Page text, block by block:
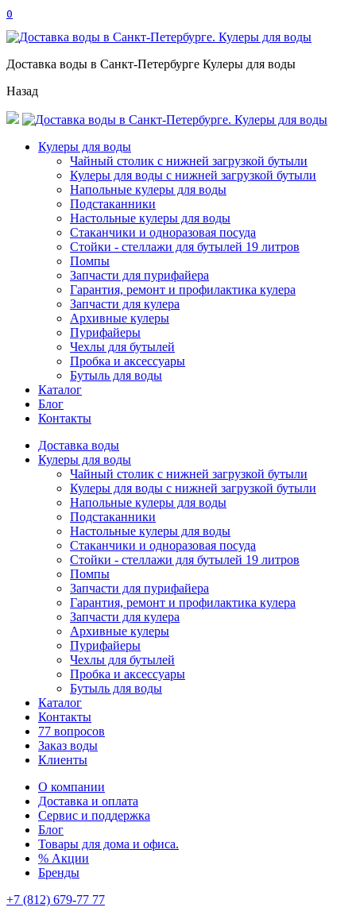
0
Доставка воды в Санкт-Петербурге Кулеры для воды
Назад
Кулеры для воды
Чайный столик с нижней загрузкой бутыли
Кулеры для воды с нижней загрузкой бутыли
Напольные кулеры для воды
Подстаканники
Настольные кулеры для воды
Стаканчики и одноразовая посуда
Стойки - стеллажи для бутылей 19 литров
Помпы
Запчасти для пурифайера
Гарантия, ремонт и профилактика кулера
Запчасти для кулера
Архивные кулеры
Пурифайеры
Чехлы для бутылей
Пробка и аксессуары
Бутыль для воды
Каталог
Блог
Контакты
Доставка воды
Кулеры для воды
Чайный столик с нижней загрузкой бутыли
Кулеры для воды с нижней загрузкой бутыли
Напольные кулеры для воды
Подстаканники
Настольные кулеры для воды
Стаканчики и одноразовая посуда
Стойки - стеллажи для бутылей 19 литров
Помпы
Запчасти для пурифайера
Гарантия, ремонт и профилактика кулера
Запчасти для кулера
Архивные кулеры
Пурифайеры
Чехлы для бутылей
Пробка и аксессуары
Бутыль для воды
Каталог
Контакты
77 вопросов
Заказ воды
Клиенты
О компании
Доставка и оплата
Сервис и поддержка
Блог
Товары для дома и офиса.
% Акции
Бренды
+7 (812) 679-77 77